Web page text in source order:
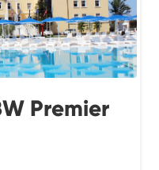
Premier